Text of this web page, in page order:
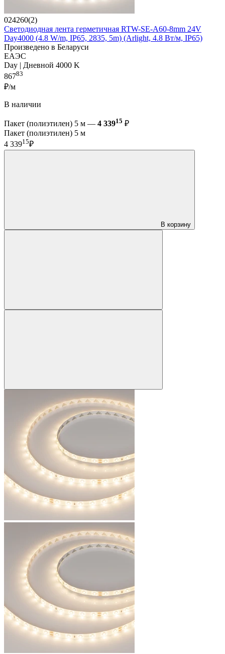
024260(2)
Светодиодная лента герметичная RTW-SE-A60-8mm 24V
Day4000 (4.8 W/m, IP65, 2835, 5m) (Arlight, 4.8 Вт/м, IP65)
Произведено в Беларуси
ЕАЭС
Day | Дневной 4000 K
86783
₽/м
В наличии
Пакет (полиэтилен) 5 м — 4 33915 ₽
Пакет (полиэтилен) 5 м
4 33915₽
В корзину